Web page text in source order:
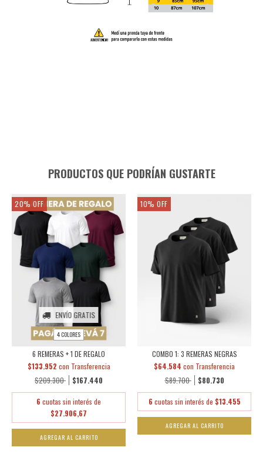
PRODUCTOS QUE PODRÍAN GUSTARTE
20% OFF
ENVÍO GRATIS
4 COLORES
6 REMERAS + 1 DE REGALO
$209.300 $167.440
$133.952 con Transferencia
6 cuotas sin interés de
$27.906,67
AGREGAR AL CARRITO
10% OFF
COMBO 1: 3 REMERAS NEGRAS
$89.700 $80.730
$64.584 con Transferencia
6 cuotas sin interés de $13.455
AGREGAR AL CARRITO